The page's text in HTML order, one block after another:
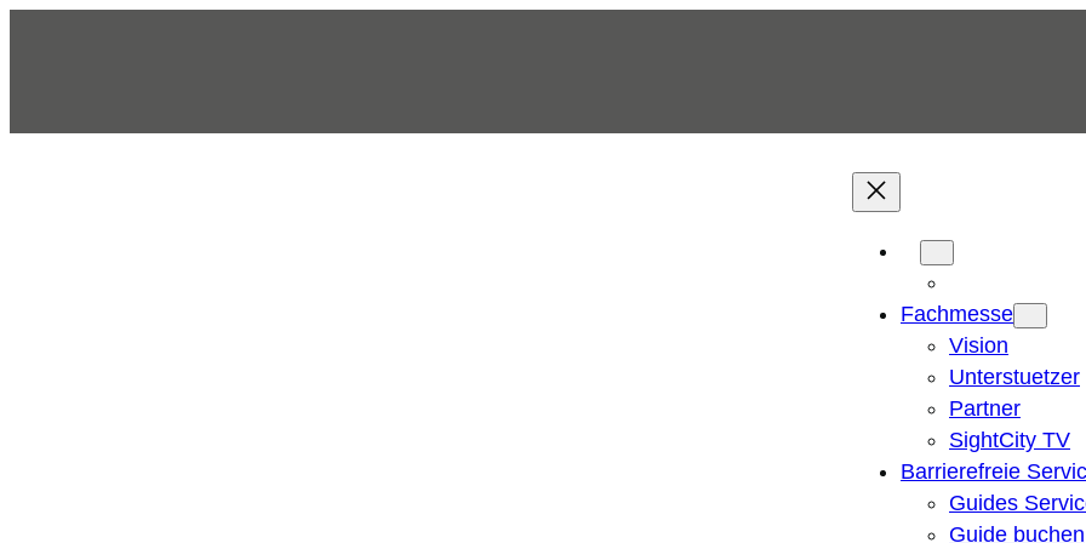
Fachmesse
Vision
Unterstuetzer
Partner
SightCity TV
Barrierefreie
Guides
Guide buchen